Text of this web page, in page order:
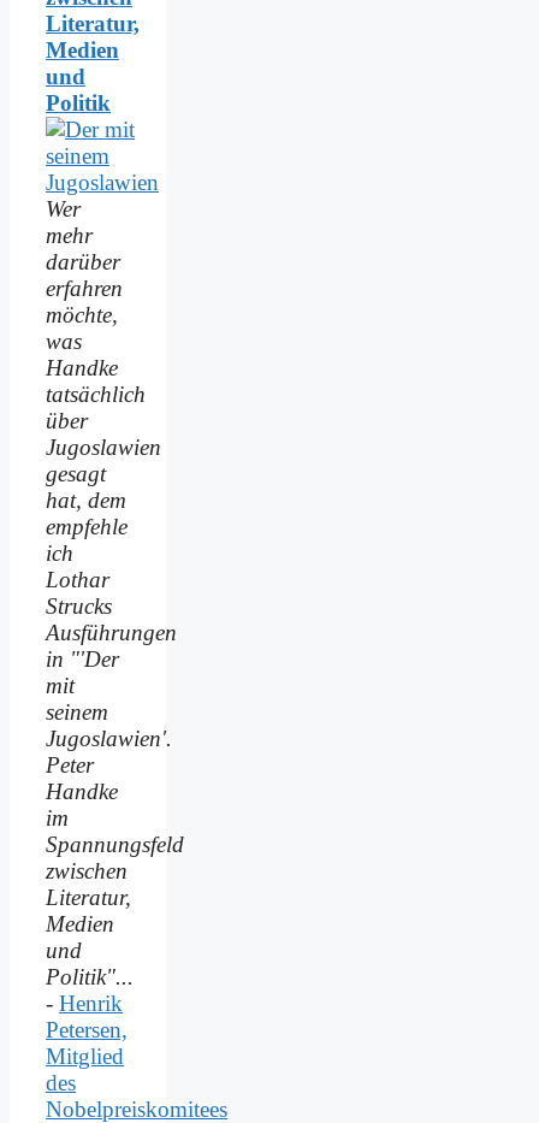
Literatur,
Medien
und
Politik
Wer
mehr
darüber
erfahren
möchte,
was
Handke
tatsächlich
über
Jugoslawien
gesagt
hat, dem
empfehle
ich
Lothar
Strucks
Ausführungen
in "'Der
mit
seinem
Jugoslawien'.
Peter
Handke
im
Spannungsfeld
zwischen
Literatur,
Medien
und
Politik"...
- Henrik
Petersen,
Mitglied
des
Nobelpreiskomitees